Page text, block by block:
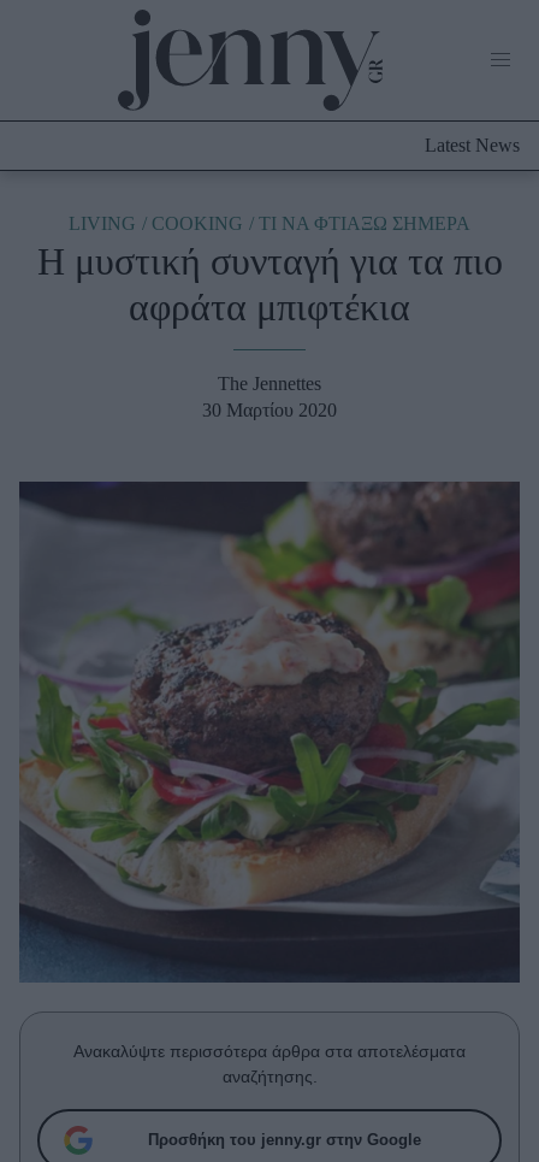
Culture
Fashion
Skincare
Μαλλιά - Νύχια
Ψυχολογία
Υγεία + Διατροφή
Σχέσεις & Σεξ
Fitness
Woman Power
Parenting
Πρόσωπα
Συνεντεύξεις
Who
Latest News
LIVING COOKING TΙ ΝΑ ΦΤΙΑΞΩ ΣΗΜΕΡΑ
Η μυστική συνταγή για τα πιο
αφράτα μπιφτέκια
The Jennettes
30 Μαρτίου 2020
Ανακαλύψτε περισσότερα άρθρα στα αποτελέσματα
αναζήτησης.
Προσθήκη του jenny.gr στην Google